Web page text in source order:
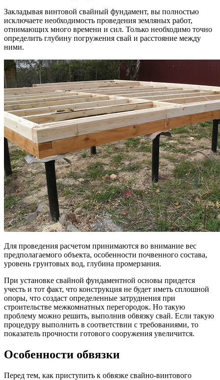
Закладывая винтовой свайный фундамент, вы полностью
исключаете необходимость проведения земляных работ,
отнимающих много времени и сил. Только необходимо точно
определить глубину погружения свай и расстояние между
ними.
Для проведения расчетом принимаются во внимание вес
предполагаемого объекта, особенности почвенного состава,
уровень грунтовых вод, глубина промерзания.
При установке свайной фундаментной основы придется
учесть и тот факт, что конструкция не будет иметь сплошной
опоры, что создаст определенные затруднения при
строительстве межкомнатных перегородок. Но такую
проблему можно решить, выполнив обвязку свай. Если такую
процедуру выполнить в соответствии с требованиями, то
показатель прочности готового сооружения увеличится.
Особенности обвязки
Перед тем, как приступить к обвязке свайно-винтового